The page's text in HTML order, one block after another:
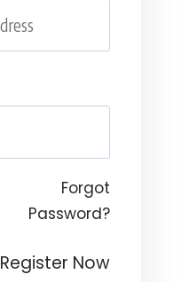
Forgot
Password?
Register Now